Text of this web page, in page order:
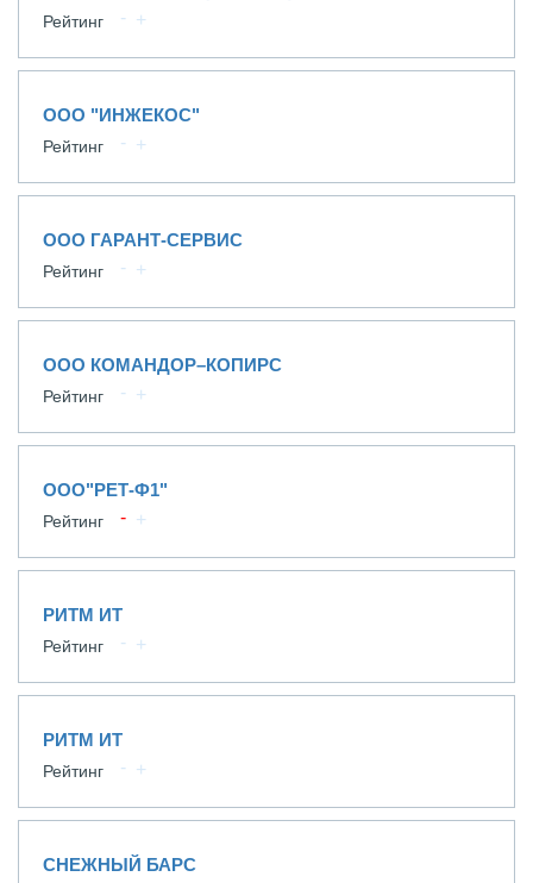
Рейтинг
ООО "ИНЖЕКОС"
Рейтинг
ООО ГАРАНТ-СЕРВИС
Рейтинг
ООО КОМАНДОР–КОПИРС
Рейтинг
ООО"РЕТ-Ф1"
Рейтинг
РИТМ ИТ
Рейтинг
РИТМ ИТ
Рейтинг
СНЕЖНЫЙ БАРС